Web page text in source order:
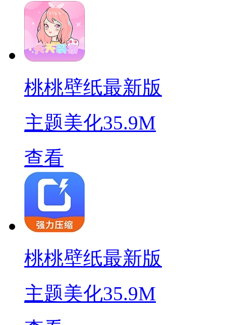
桃桃壁纸最新版
主题美化35.9M
查看
桃桃壁纸最新版
主题美化35.9M